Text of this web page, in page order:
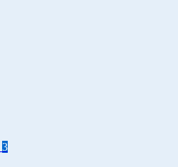
3